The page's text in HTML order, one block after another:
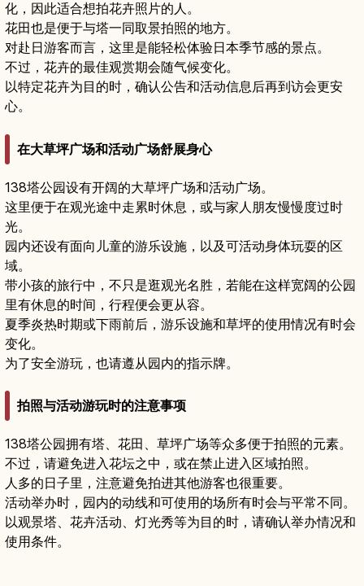
化，因此适合想拍花卉照片的人。
花田也是便于与塔一同取景拍照的地方。
对赴日游客而言，这里是能轻松体验日本季节感的景点。
不过，花卉的最佳观赏期会随气候变化。
以特定花卉为目的时，确认公告和活动信息后再到访会更安
心。
在大草坪广场和活动广场舒展身心
138塔公园设有开阔的大草坪广场和活动广场。
这里便于在观光途中走累时休息，或与家人朋友慢慢度过时
光。
园内还设有面向儿童的游乐设施，以及可活动身体玩耍的区
域。
带小孩的旅行中，不只是逛观光名胜，若能在这样宽阔的公园
里有休息的时间，行程便会更从容。
夏季炎热时期或下雨前后，游乐设施和草坪的使用情况有时会
变化。
为了安全游玩，也请遵从园内的指示牌。
拍照与活动游玩时的注意事项
138塔公园拥有塔、花田、草坪广场等众多便于拍照的元素。
不过，请避免进入花坛之中，或在禁止进入区域拍照。
人多的日子里，注意避免拍进其他游客也很重要。
活动举办时，园内的动线和可使用的场所有时会与平常不同。
以观景塔、花卉活动、灯光秀等为目的时，请确认举办情况和
使用条件。